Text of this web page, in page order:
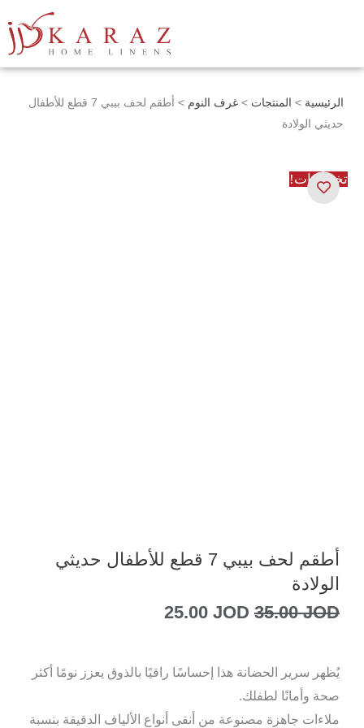
الرئيسية > المنتجات > غرف النوم
> أطقم لحف بيبي 7 قطع للأطفال
حديثي الولادة
تخفيضات!
أطقم لحف بيبي 7 قطع للأطفال حديثي
الولادة
35.00JOD
السعر
هو:
25.00 JOD
السعر
هو:
25.00 JOD.
يُظهر سرير الحضانة هذا إحساسًا راقيًا بالذوق يعزز نومًا أكثر
صحة وأمانًا لطفلك.
ملاءات جاهزة مصنوعة من أنقى أنواع الألياف الدقيقة بنسبة